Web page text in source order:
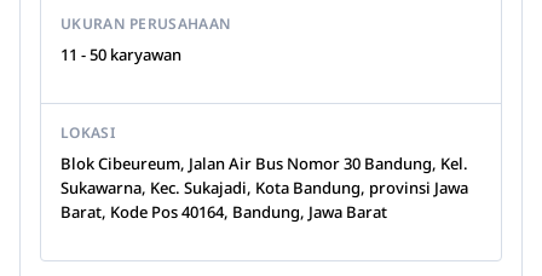
UKURAN PERUSAHAAN
11 - 50 karyawan
LOKASI
Blok Cibeureum, Jalan Air Bus Nomor 30 Bandung, Kel.
Sukawarna, Kec. Sukajadi, Kota Bandung, provinsi Jawa
Barat, Kode Pos 40164, Bandung, Jawa Barat